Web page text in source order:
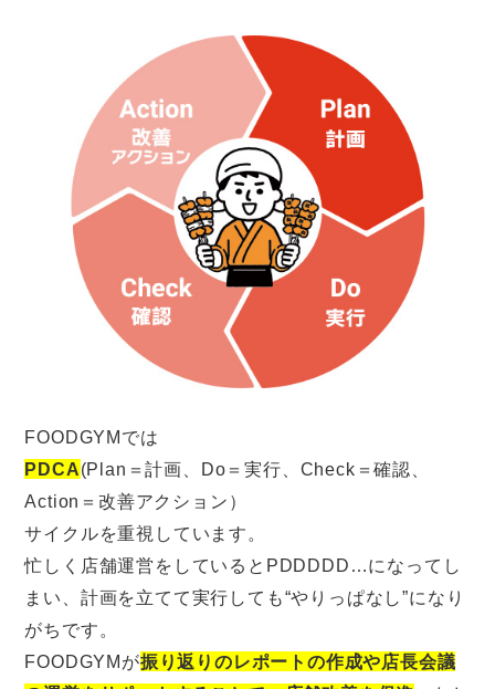
FOODGYMでは
PDCA(Plan＝計画、Do＝実行、Check＝確認、
Action＝改善アクション）
サイクルを重視しています。
忙しく店舗運営をしているとPDDDDD…になってし
まい、計画を立てて実行しても“やりっぱなし”になり
がちです。
FOODGYMが振り返りのレポートの作成や店長会議